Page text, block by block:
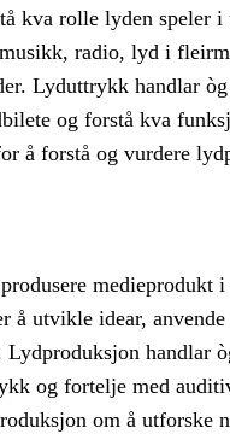
kva rolle lyden speler i
radio, lyd i
Lyduttrykk handlar
og forstå kva
å forstå og vurdere
medieprodukt
å utvikle idear, anvende
handlar
og fortelje med
om å utforske